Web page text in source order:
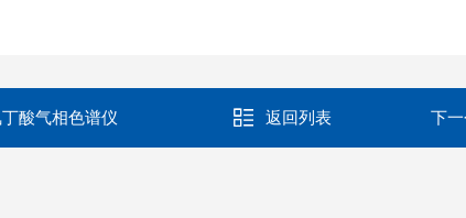
酸气相色谱仪 返回列表 下一